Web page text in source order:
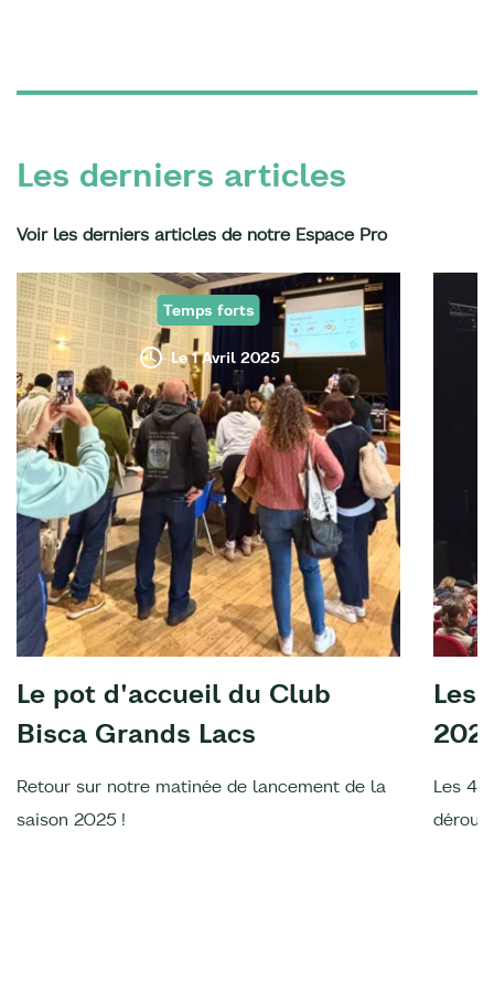
Les derniers articles
Voir les derniers articles de notre Espace Pro
Temps forts
Le 1 Avril 2025
Le pot d'accueil du Club
Bisca Grands Lacs
Retour sur notre matinée de lancement de la
saison 2025 !
Les
Les